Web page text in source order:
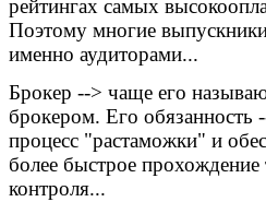
рейтингах самых
Поэтому многие
именно аудиторами...
Брокер --> чаще его
брокером. Его обязанность
процесс "растаможки" и
более быстрое
контроля...